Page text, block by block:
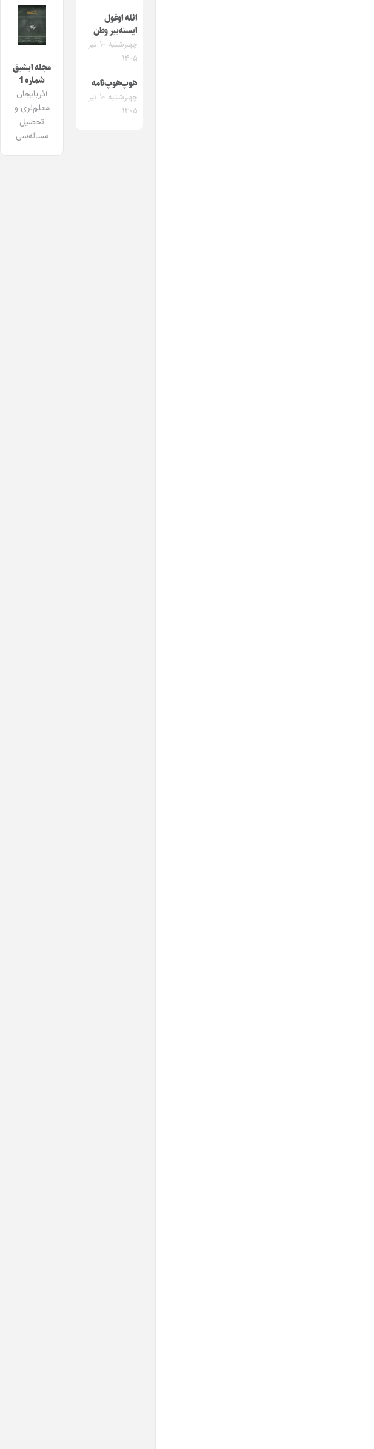
ائله اوغول
ایسته‌ییر وطن
چهارشنبه ۱۰ تیر
۱۴۰۵
هوپ‌هوپ‌نامه
چهارشنبه ۱۰ تیر
۱۴۰۵
مجله ایشیق
شماره 1
آذربایجان
معلم‌لری و
تحصیل
مساله‌سی